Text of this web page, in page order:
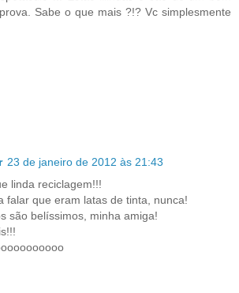
Sabe o que mais ?!? Vc simplesmente
23 de janeiro de 2012 às 21:43
linda reciclagem!!!
falar que eram latas de tinta, nunca!
são belíssimos, minha amiga!